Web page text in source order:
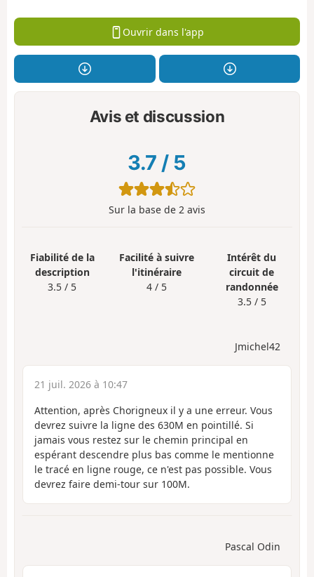
Ouvrir dans l'app
Avis et discussion
3.7 / 5
Sur la base de 2 avis
Fiabilité de la
description
3.5 / 5
Facilité à suivre
l'itinéraire
4 / 5
Intérêt du
circuit de
randonnée
3.5 / 5
Jmichel42
21 juil. 2026 à 10:47
Attention, après Chorigneux il y a une erreur. Vous
devrez suivre la ligne des 630M en pointillé. Si
jamais vous restez sur le chemin principal en
espérant descendre plus bas comme le mentionne
le tracé en ligne rouge, ce n'est pas possible. Vous
devrez faire demi-tour sur 100M.
Pascal Odin